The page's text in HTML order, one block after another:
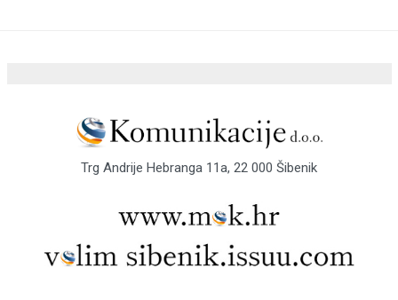
Trg Andrije Hebranga 11a, 22 000 Šibenik